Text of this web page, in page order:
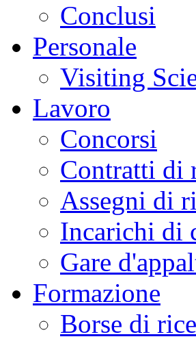
Conclusi
Personale
Visiting
Lavoro
Concorsi
Contratti di
Assegni di
Incarichi di
Gare
Formazione
Borse di